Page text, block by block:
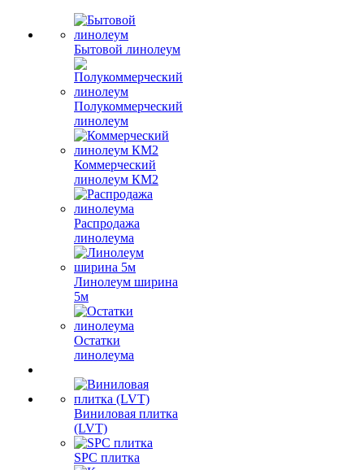
Бытовой линолеум
Полукоммерческий
линолеум
Коммерческий
линолеум КМ2
Распродажа
линолеума
Линолеум ширина
5м
Остатки
линолеума
Виниловая плитка
(LVT)
SPC плитка